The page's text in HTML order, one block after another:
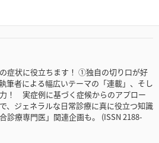
状に役立ちます！ ①独自の切り口が好
筆者による幅広いテーマの「連載」、そし
！ 実症例に基づく症候からのアプロー
、ジェネラルな日常診療に真に役立つ知識
診療専門医」関連企画も。 (ISSN 2188-